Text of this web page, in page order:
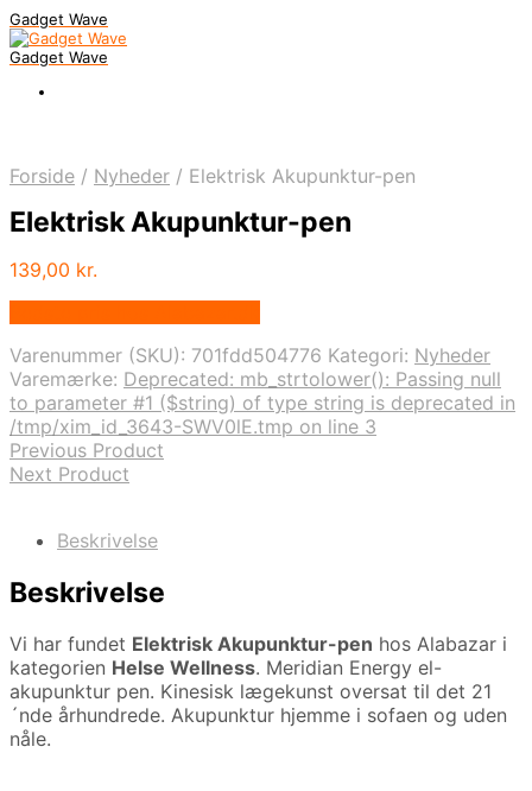
Gadget Wave
Gadget Wave
Forside / Nyheder / Elektrisk Akupunktur-pen
Elektrisk Akupunktur-pen
139,00 kr.
Varenummer (SKU): 701fdd504776 Kategori: Nyheder
Varemærke: Deprecated: mb_strtolower(): Passing null
to parameter #1 ($string) of type string is deprecated in
/tmp/xim_id_3643-SWV0lE.tmp on line 3
Previous Product
Next Product
Beskrivelse
Beskrivelse
Vi har fundet Elektrisk Akupunktur-pen hos Alabazar i
kategorien Helse Wellness. Meridian Energy el-
akupunktur pen. Kinesisk lægekunst oversat til det 21
´nde århundrede. Akupunktur hjemme i sofaen og uden
nåle.